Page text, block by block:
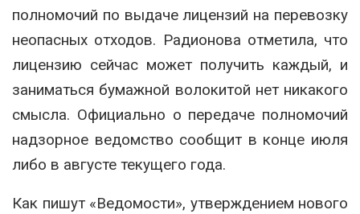
полномочий по выдаче лицензий на перевозку
неопасных отходов. Радионова отметила, что
лицензию сейчас может получить каждый, и
заниматься бумажной волокитой нет никакого
смысла. Официально о передаче полномочий
надзорное ведомство сообщит в конце июля
либо в августе текущего года.
Как пишут «Ведомости», утверждением нового